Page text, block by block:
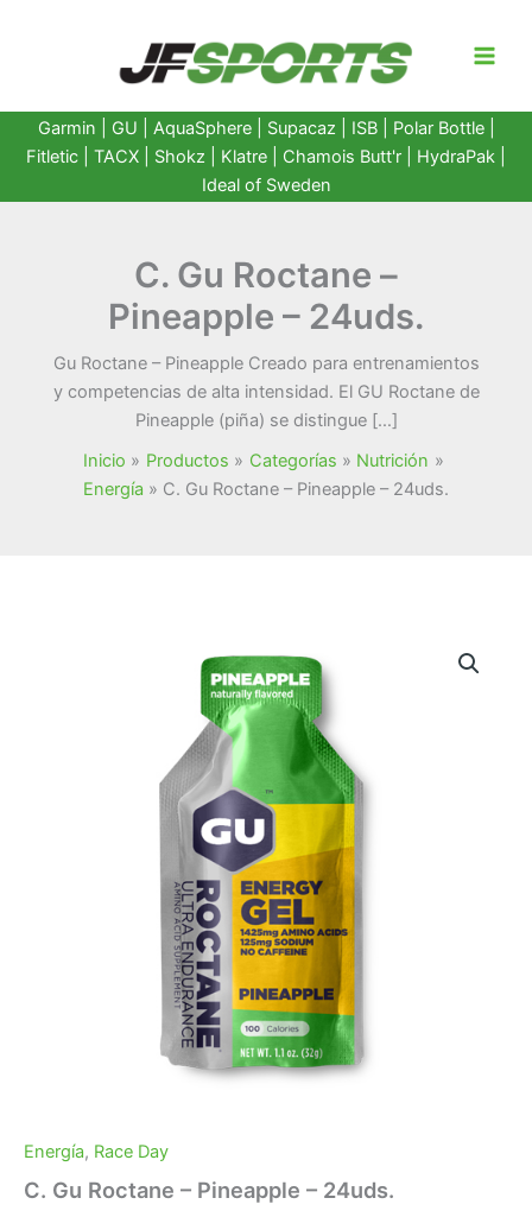
Garmin GU AquaSphere| Supacaz | ISB | Polar Bottle|
Fitletic
TACX Shokz Klatre Chamois Butt'r HydraPak
Ideal of Sweden
C. Gu Roctane –
Pineapple – 24uds.
Gu Roctane – Pineapple Creado para entrenamientos
y competencias de alta intensidad. El GU Roctane de
Pineapple (piña) se distingue […]
Inicio
Productos Categorías
Nutrición
Energía
C. Gu Roctane – Pineapple – 24uds.
Energía, Race Day
C. Gu Roctane – Pineapple – 24uds.